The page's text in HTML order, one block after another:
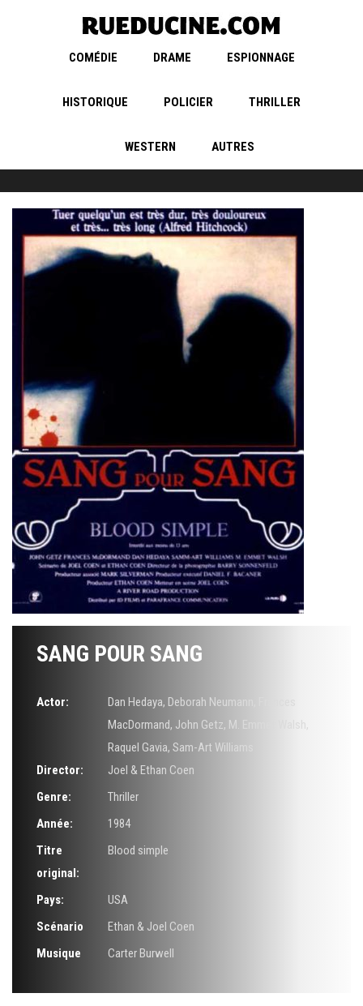
COMÉDIE DRAME ESPIONNAGE
HISTORIQUE POLICIER THRILLER
WESTERN AUTRES
SANG POUR SANG
Actor: Dan Hedaya, Deborah Neumann
MacDormand, John Getz, M. Emmet Walsh
Raquel Gavia, Sam-Art Williams
Director:
Joel & Ethan Coen
Genre:
Thriller
Année:
1984
Titre
original:
Blood simple
Pays:
USA
Scénario
Ethan & Joel Coen
Musique
Carter Burwell